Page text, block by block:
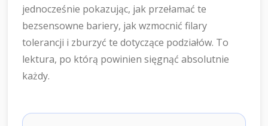
jednocześnie pokazując, jak przełamać te
bezsensowne bariery, jak wzmocnić filary
tolerancji i zburzyć te dotyczące podziałów. To
lektura, po którą powinien sięgnąć absolutnie
każdy.